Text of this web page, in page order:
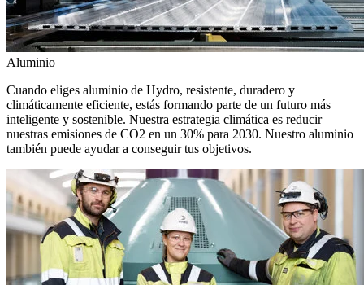
Aluminio
Cuando eliges aluminio de Hydro, resistente, duradero y
climáticamente eficiente, estás formando parte de un futuro más
inteligente y sostenible. Nuestra estrategia climática es reducir
nuestras emisiones de CO2 en un 30% para 2030. Nuestro aluminio
también puede ayudar a conseguir tus objetivos.